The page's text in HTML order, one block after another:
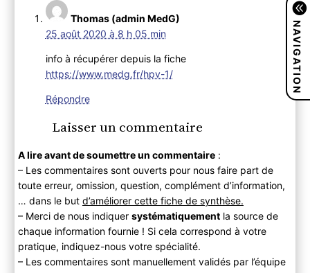
Thomas (admin MedG)
25 août 2020 à 8 h 05 min
info à récupérer depuis la fiche
https://www.medg.fr/hpv-1/
Répondre
Laisser un commentaire
A lire avant de soumettre un commentaire:
– Les commentaires sont ouverts pour nous faire part de
toute erreur, omission, question, complément d’information,
… dans le but d’améliorer cette fiche de synthèse.
– Merci de nous indiquer systématiquementla source de
chaque information fournie ! Si cela correspond à votre
pratique, indiquez-nous votre spécialité.
– Les commentaires sont manuellement validés par l’équipe
NAVIGATION